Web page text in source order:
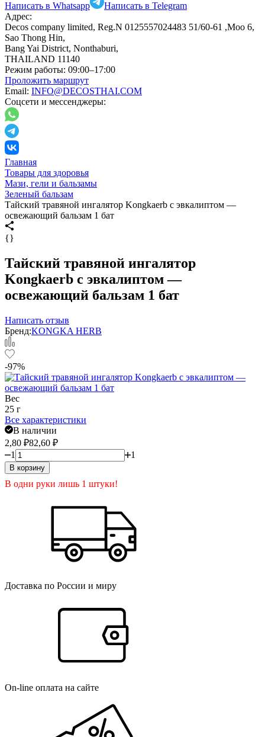
Написать в Whatsapp
Написать в Telegram
Адрес:
Decos company limited, Reg.N 0125557024483 51/60-61 ,Moo 6,
Sao Thong Hin,
Bang Yai District, Nonthaburi,
THAILAND 11140
Режим работы: 09:00–17:00
Проложить маршрут
Email: INFO@DECOSTHAI.COM
Соцсети и мессенджеры:
Главная
Товары для здоровья
Мази, гели и бальзамы
Зеленый бальзам
Тайский травяной ингалятор Kongkaerb с эвкалиптом —
освежающий бальзам 1 бат
{}
Тайский травяной ингалятор
Kongkaerb с эвкалиптом —
освежающий бальзам 1 бат
Написать отзыв
Бренд:KONGKA HERB
-97%
Вес
25 г
Все характеристики
В наличии
2,80 ₽82,60 ₽
1
1
В корзину
В одни руки лишь 1 штуки!
Доставка по России и миру
On-line оплата на сайте